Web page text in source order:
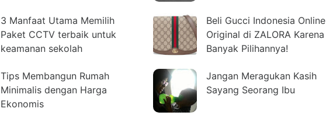
3 Manfaat Utama Memilih
Paket CCTV terbaik untuk
keamanan sekolah
Beli Gucci Indonesia Online
Original di ZALORA Karena
Banyak Pilihannya!
Tips Membangun Rumah
Minimalis dengan Harga
Ekonomis
Jangan Meragukan Kasih
Sayang Seorang Ibu